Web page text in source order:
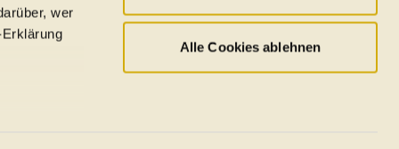
wer
Alle Cookies ablehnen